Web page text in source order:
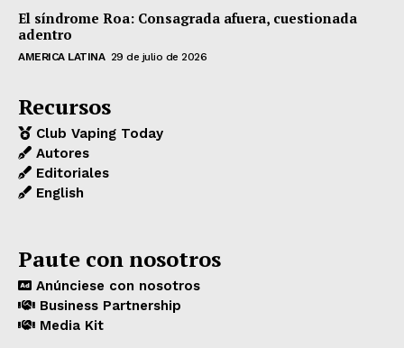
El síndrome Roa: Consagrada afuera, cuestionada
adentro
AMERICA LATINA 29 de julio de 2026
Recursos
Club Vaping Today
Autores
Editoriales
English
Paute con nosotros
Anúnciese con nosotros
Business Partnership
Media Kit